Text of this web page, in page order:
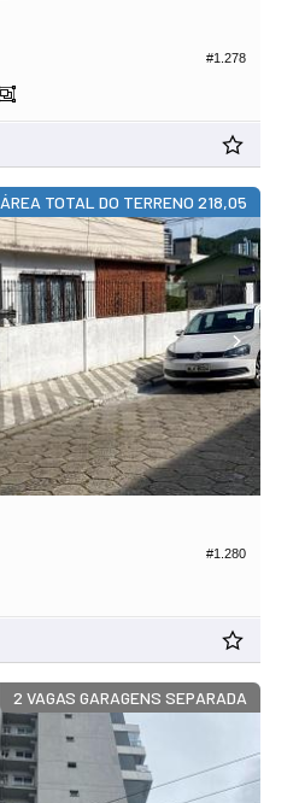
#1.278
ÁREA TOTAL DO TERRENO 218,05
#1.280
2 VAGAS GARAGENS SEPARADA